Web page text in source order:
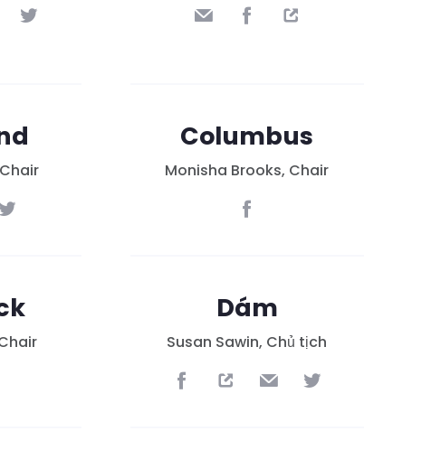
Columbus
Monisha Brooks, Chair
Dám
Susan Sawin, Chủ tịch